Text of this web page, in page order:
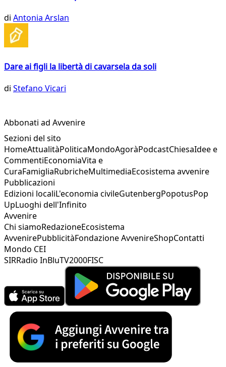
di Antonia Arslan
Dare ai figli la libertà di cavarsela da soli
di Stefano Vicari
Abbonati ad Avvenire
Sezioni del sito
HomeAttualitàPoliticaMondoAgoràPodcastChiesaIdee e
CommentiEconomiaVita e
CuraFamigliaRubricheMultimediaEcosistema avvenire
Pubblicazioni
Edizioni localiL'economia civileGutenbergPopotusPop
UpLuoghi dell'Infinito
Avvenire
Chi siamoRedazioneEcosistema
AvvenirePubblicitàFondazione AvvenireShopContatti
Mondo CEI
SIRRadio InBluTV2000FISC